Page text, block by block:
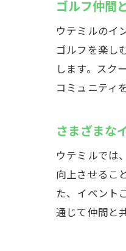
ゴルフ仲間
ウテミルのイ
ゴルフを楽し
します。スク
コミュニティ
さまざまな
ウテミルでは
向上させるこ
た、イベント
通じて仲間と